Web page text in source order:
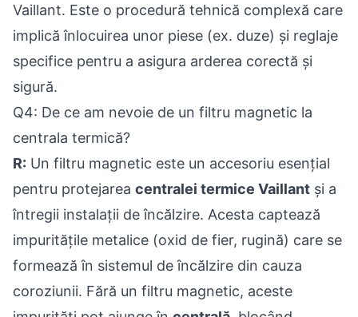
Vaillant. Este o procedură tehnică complexă care
implică înlocuirea unor piese (ex. duze) și reglaje
specifice pentru a asigura arderea corectă și
sigură.
Q4: De ce am nevoie de un filtru magnetic la
centrala termică?
R: Un filtru magnetic este un accesoriu esențial
pentru protejarea centralei termice Vaillant și a
întregii instalații de încălzire. Acesta captează
impuritățile metalice (oxid de fier, rugină) care se
formează în sistemul de încălzire din cauza
coroziunii. Fără un filtru magnetic, aceste